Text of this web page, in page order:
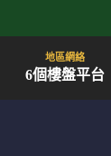
地區網絡
6個樓盤平台